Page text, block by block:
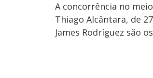
A concorrência no
Thiago Alcântara, de
James Rodríguez são